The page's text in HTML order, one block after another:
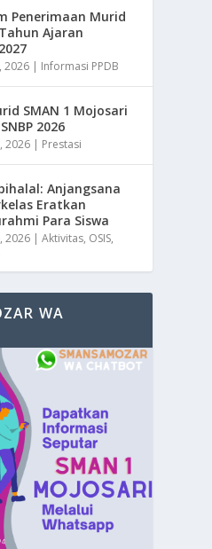
Penerimaan Murid
Ajaran
2026 Informasi PPDB
SMAN 1 Mojosari
2026
2026 Prestasi
Anjangsana
Eratkan
Para Siswa
2026 |Aktivitas, OSIS,
WA